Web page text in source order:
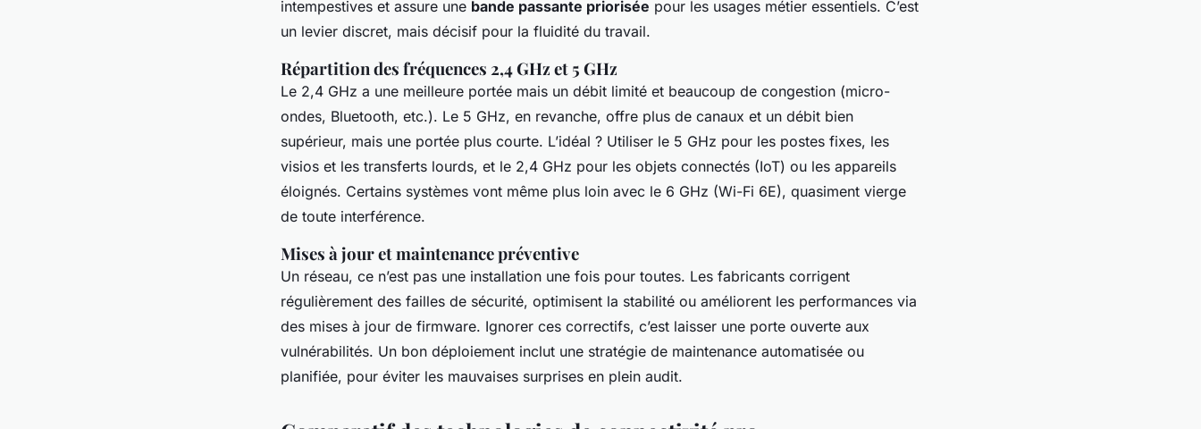
intempestives et assure une bande passante priorisée pour les usages métier essentiels. C’est
un levier discret, mais décisif pour la fluidité du travail.
Répartition des fréquences 2,4 GHz et 5 GHz
Le 2,4 GHz a une meilleure portée mais un débit limité et beaucoup de congestion (micro-
ondes, Bluetooth, etc.). Le 5 GHz, en revanche, offre plus de canaux et un débit bien
supérieur, mais une portée plus courte. L’idéal ? Utiliser le 5 GHz pour les postes fixes, les
visios et les transferts lourds, et le 2,4 GHz pour les objets connectés (IoT) ou les appareils
éloignés. Certains systèmes vont même plus loin avec le 6 GHz (Wi-Fi 6E), quasiment vierge
de toute interférence.
Mises à jour et maintenance préventive
Un réseau, ce n’est pas une installation une fois pour toutes. Les fabricants corrigent
régulièrement des failles de sécurité, optimisent la stabilité ou améliorent les performances via
des mises à jour de firmware. Ignorer ces correctifs, c’est laisser une porte ouverte aux
vulnérabilités. Un bon déploiement inclut une stratégie de maintenance automatisée ou
planifiée, pour éviter les mauvaises surprises en plein audit.